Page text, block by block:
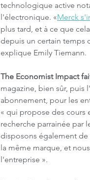
technologique active
l'électronique. «Merck
plus tard, et à ce que
depuis un certain temps
explique Emily Tiemann.
The Economist Impact
magazine, bien sûr, puis
abonnement, pour les
« qui propose des cours
recherche parrainée par
disposons également de
la même marque, et
l'entreprise ».